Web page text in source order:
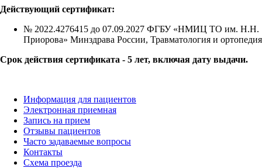
Действующий сертификат:
№ 2022.4276415 до 07.09.2027 ФГБУ «НМИЦ ТО им. Н.Н.
Приорова» Минздрава России, Травматология и ортопедия
Срок действия сертификата - 5 лет, включая дату выдачи.
Информация для пациентов
Электронная приемная
Запись на прием
Отзывы пациентов
Часто задаваемые вопросы
Контакты
Схема проезда